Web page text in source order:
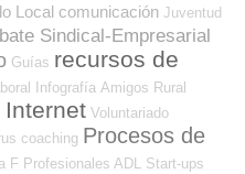
Local comunicación Juventud
Sindical-Empresarial
Guías recursos de
Infografía Amigos Rural
Voluntariado
coaching Procesos de
F Profesionales ADL
Start-ups